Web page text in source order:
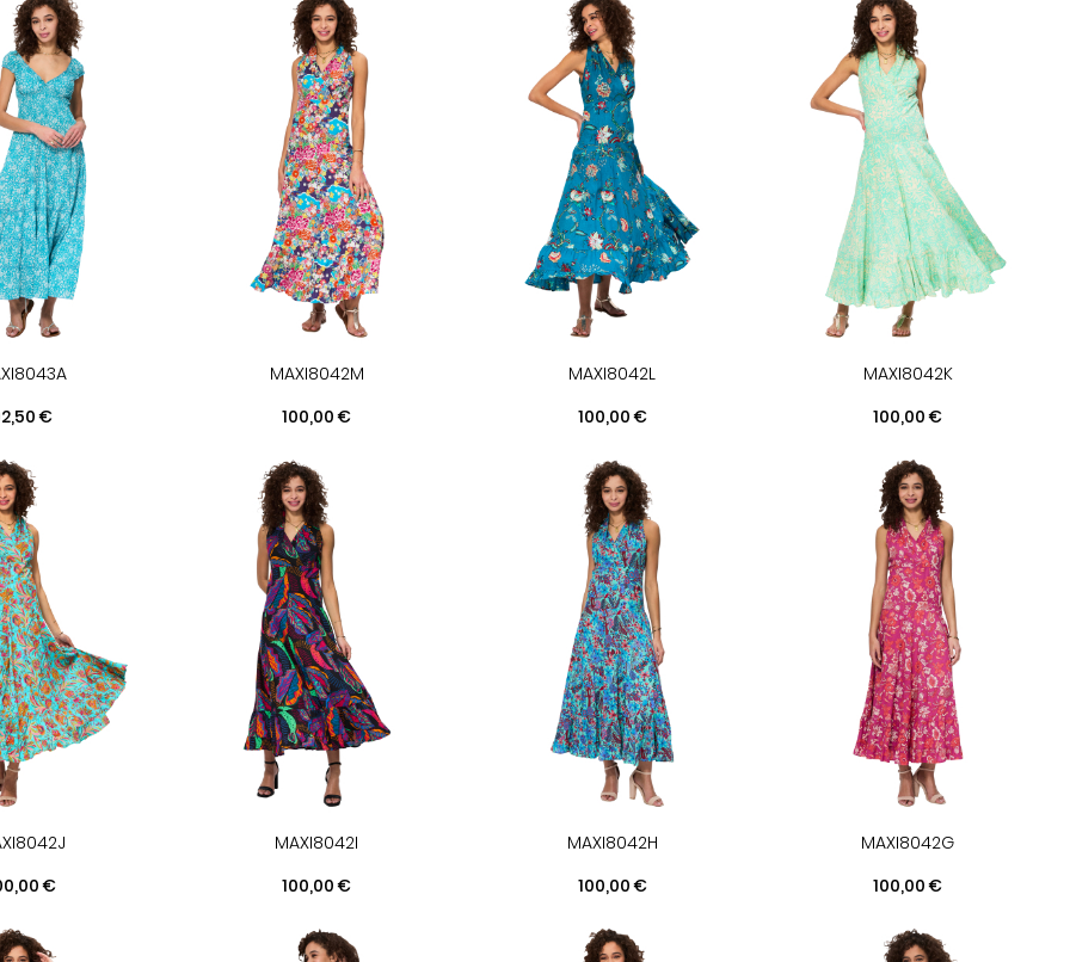
€
MAXI8042M
Prix
100,00 €
MAXI8042L
Prix
100,00 €
MAXI8042K
Prix
100,00 €
€
MAXI8042I
Prix
100,00 €
MAXI8042H
Prix
100,00 €
MAXI8042G
Prix
100,00 €